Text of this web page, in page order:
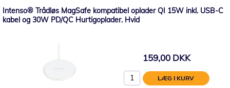
Intenso® Trådløs MagSafe kompatibel oplader QI 15W inkl. USB-C
kabel og 30W PD/QC Hurtigoplader. Hvid
159,00 DKK
LÆG I KURV